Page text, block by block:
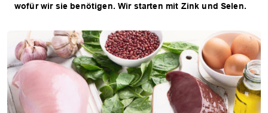
wofür wir sie benötigen. Wir starten mit Zink und Selen.